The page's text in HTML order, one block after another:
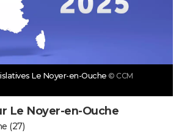
Le Noyer-en-Ouche © CCM
Le Noyer-en-Ouche
(27)